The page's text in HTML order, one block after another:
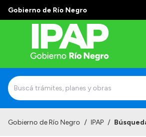
Gobierno de Río Negro
Gobierno de Río Negro / IPAP /